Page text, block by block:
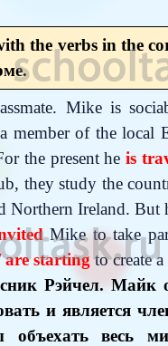
the verbs in the
Mike is
member of the local
the present he is
they study the
Northern Ireland. But
Mike to take
startingto create
Рэйчел. Майк
и является
объехать весь